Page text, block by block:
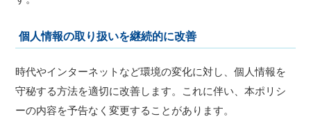
個人情報の取り扱いを継続的に改善
時代やインターネットなど環境の変化に対し、個人情報を
守秘する方法を適切に改善します。これに伴い、本ポリシ
ーの内容を予告なく変更することがあります。